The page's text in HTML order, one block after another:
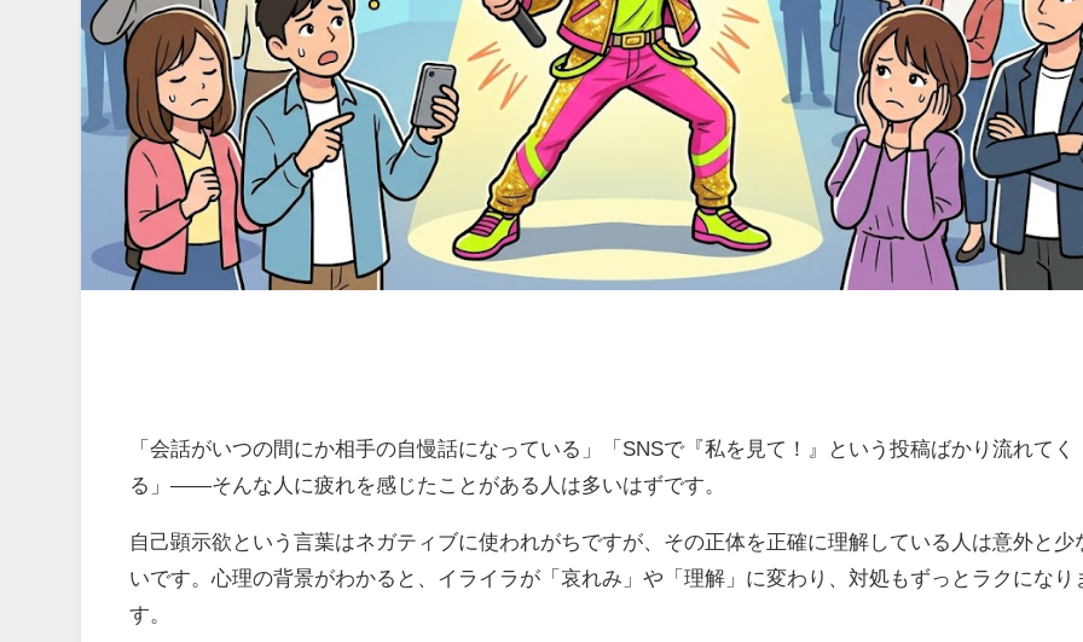
「会話がいつの間にか相手の自慢話になっている」「SNSで『私を見て！』という投稿ばかり流れてく
る」——そんな人に疲れを感じたことがある人は多いはずです。
自己顕示欲という言葉はネガティブに使われがちですが、その正体を正確に理解している人は意外と少
いです。心理の背景がわかると、イライラが「哀れみ」や「理解」に変わり、対処もずっとラクになり
す。